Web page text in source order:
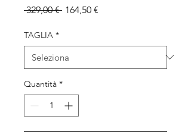
329,00 € Prezzo
164,50 €
TAGLIA *
Quantità *